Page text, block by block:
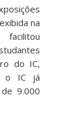
na
do IC,
o IC já
9.000